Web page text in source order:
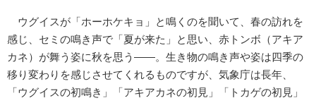
ウグイスが「ホーホケキョ」と鳴くのを聞いて、春の訪れを
感じ、セミの鳴き声で「夏が来た」と思い、赤トンボ（アキア
カネ）が舞う姿に秋を思う――。生き物の鳴き声や姿は四季の
移り変わりを感じさせてくれるものですが、気象庁は長年、
「ウグイスの初鳴き」「アキアカネの初見」「トカゲの初見」